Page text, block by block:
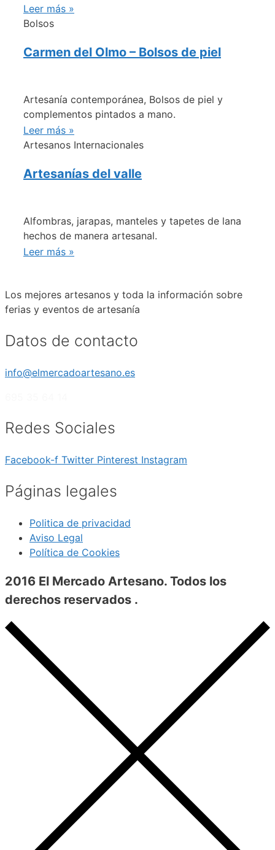
Leer más »
Bolsos
Carmen del Olmo – Bolsos de piel
Artesanía contemporánea, Bolsos de piel y
complementos pintados a mano.
Leer más »
Artesanos Internacionales
Artesanías del valle
Alfombras, jarapas, manteles y tapetes de lana
hechos de manera artesanal.
Leer más »
Los mejores artesanos y toda la información sobre
ferias y eventos de artesanía
Datos de contacto
info@elmercadoartesano.es
Redes Sociales
Facebook-f Twitter Pinterest Instagram
Páginas legales
Politica de privacidad
Aviso Legal
Política de Cookies
2016 El Mercado Artesano. Todos los
derechos reservados .